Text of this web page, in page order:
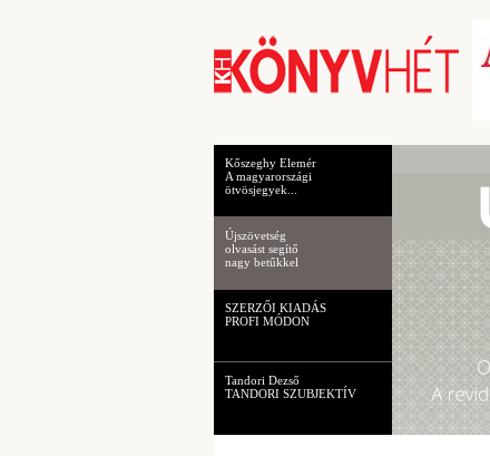
Kőszeghy Elemér
A magyarországi
ötvösjegyek...
Újszövetség
olvasást segítő
nagy betűkkel
SZERZŐI KIADÁS
PROFI MÓDON
Tandori Dezső
TANDORI SZUBJEKTÍV